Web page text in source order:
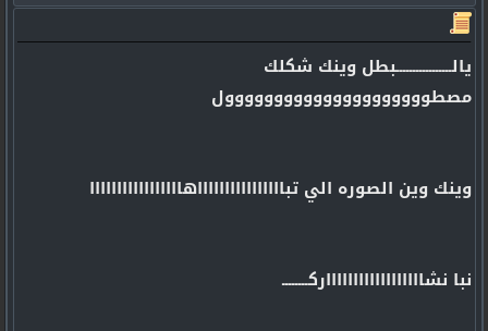
يالـــــــــــــــــبطل وينك شكلك
مصطووووووووووووووووووووول
وينك وين الصوره الي تبااااااااااااااااهااااااااااااااااا
نبا نشااااااااااااااااااركــــــــ